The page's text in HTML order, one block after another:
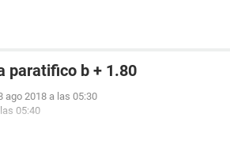
paratifico b + 1.80
ago 2018 a las 05:30
05:40